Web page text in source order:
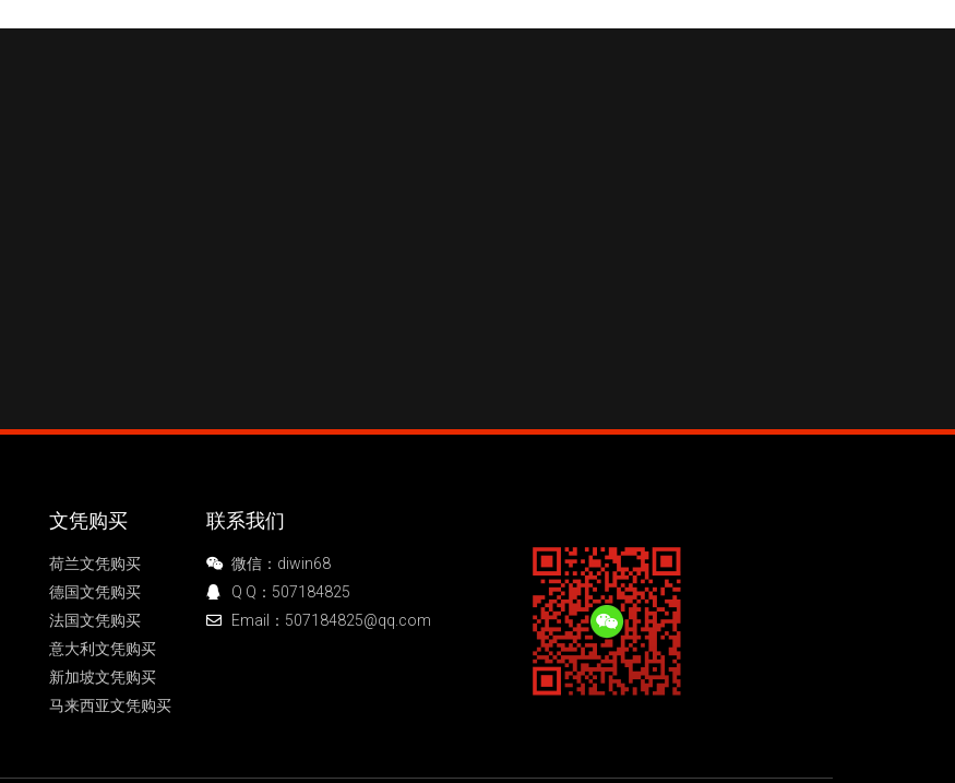
文凭购买
荷兰文凭购买
德国文凭购买
法国文凭购买
意大利文凭购买
新加坡文凭购买
马来西亚文凭购买
联系我们
微信：diwin68
Q Q：507184825
Email：507184825@qq.com